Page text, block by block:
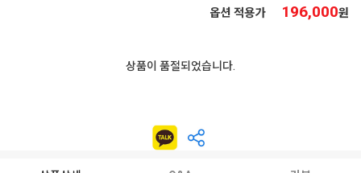
옵션 적용가 196,000원
상품이 품절되었습니다.